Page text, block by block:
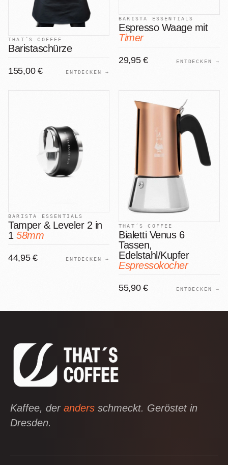
THAT´S COFFEE
Baristaschürze
155,00 € ENTDECKEN →
BARISTA ESSENTIALS
Espresso Waage mit
Timer
29,95 € ENTDECKEN →
BARISTA ESSENTIALS
Tamper & Leveler 2 in
1 58mm
44,95 € ENTDECKEN →
THAT´S COFFEE
Bialetti Venus 6
Tassen,
Edelstahl/Kupfer
Espressokocher
55,90 € ENTDECKEN →
Kaffee, der anders schmeckt. Geröstet in
Dresden.